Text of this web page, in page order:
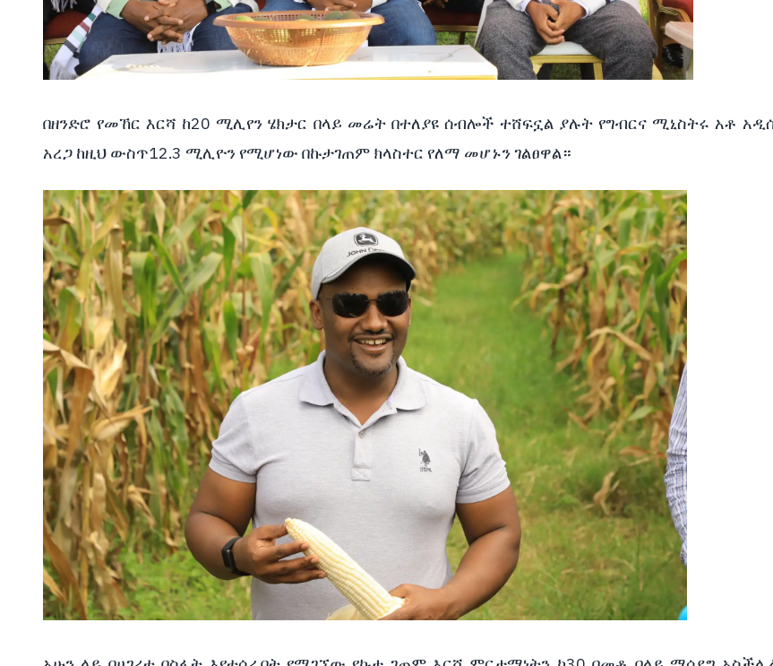
በዘንድሮ የመኸር እርሻ ከ20 ሚሊየን ሄክታር በላይ መሬት በተለያዩ ሰብሎች ተሸፍኗል ያሉት የግብርና ሚኒስትሩ አቶ
አረጋ ከዚህ ውስጥ12.3 ሚሊዮን የሚሆነው በኩታገጠም ክላስተር የለማ መሆኑን ገልፀዋል።